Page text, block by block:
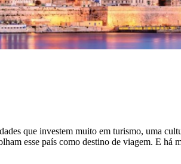
que investem muito em turismo, uma
esse país como destino de viagem. E há